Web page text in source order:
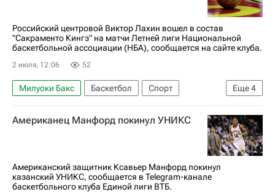
Российский центровой Виктор Лахин вошел в состав
"Сакраменто Кингз" на матчи Летней лиги Национальной
баскетбольной ассоциации (НБА), сообщается на сайте клуба.
2 июля, 12:06 52
Еще4
Милуоки Бакс Баскетбол
Спорт
Пуэрто-Рико
Сакраменто Кингз
Бруклин Нетс
НБА
Американец Манфорд покинул УНИКС
Американский защитник Ксавьер Манфорд покинул
казанский УНИКС, сообщается в Telegram-канале
баскетбольного клуба Единой лиги ВТБ.